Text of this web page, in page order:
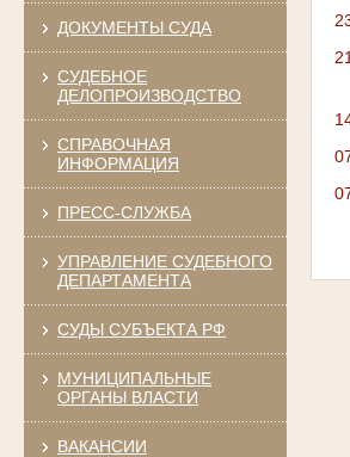
ДОКУМЕНТЫ СУДА
СУДЕБНОЕ
ДЕЛОПРОИЗВОДСТВО
СПРАВОЧНАЯ
ИНФОРМАЦИЯ
ПРЕСС-СЛУЖБА
УПРАВЛЕНИЕ СУДЕБНОГО
ДЕПАРТАМЕНТА
СУДЫ СУБЪЕКТА РФ
МУНИЦИПАЛЬНЫЕ
ОРГАНЫ ВЛАСТИ
ВАКАНСИИ